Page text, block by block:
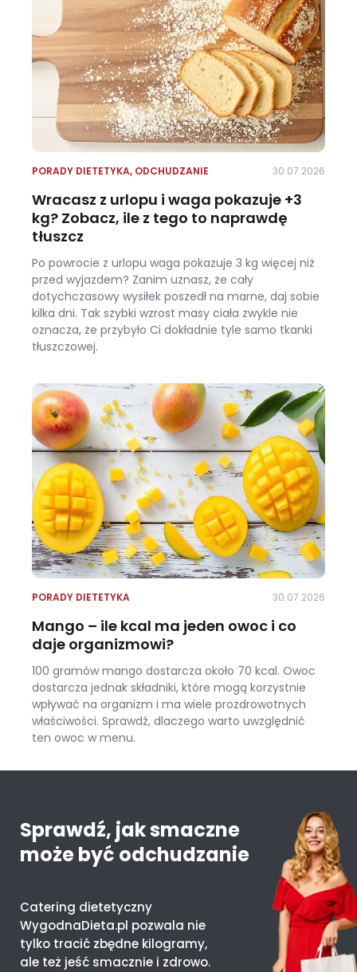
PORADY DIETETYKA, ODCHUDZANIE 30.07.2026
Wracasz z urlopu i waga pokazuje +3
kg? Zobacz, ile z tego to naprawdę
tłuszcz
Po powrocie z urlopu waga pokazuje 3 kg więcej niż
przed wyjazdem? Zanim uznasz, że cały
dotychczasowy wysiłek poszedł na marne, daj sobie
kilka dni. Tak szybki wzrost masy ciała zwykle nie
oznacza, że przybyło Ci dokładnie tyle samo tkanki
tłuszczowej.
PORADY DIETETYKA 30.07.2026
Mango – ile kcal ma jeden owoc i co
daje organizmowi?
100 gramów mango dostarcza około 70 kcal. Owoc
dostarcza jednak składniki, które mogą korzystnie
wpływać na organizm i ma wiele prozdrowotnych
właściwości. Sprawdź, dlaczego warto uwzględnić
ten owoc w menu.
Sprawdź, jak smaczne
może być odchudzanie
Catering dietetyczny
WygodnaDieta.pl pozwala nie
tylko tracić zbędne kilogramy,
ale też jeść smacznie i zdrowo.